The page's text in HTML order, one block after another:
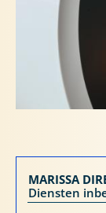
MARISSA
Diensten